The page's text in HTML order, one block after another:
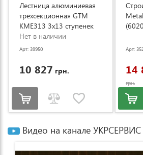
Лестница алюминиевая
трёхсекционная GTM
KME313 3x13 ступенек
3.53-8.93м (KME313)
Нет в наличии
Арт: 39950
10 827 грн.
Арт:
14
грн.
Видео на канале УКРСЕРВИС